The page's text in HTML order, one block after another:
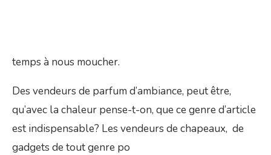
temps à nous moucher.
Des vendeurs de parfum d’ambiance, peut être,
qu’avec la chaleur pense-t-on, que ce genre d’article
est indispensable? Les vendeurs de chapeaux, de
gadgets de tout genre po